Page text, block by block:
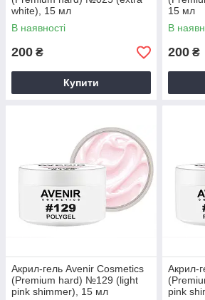
white), 15 мл
В наявності
200 ₴
Купити
15 мл
В
200 ₴
Акрил-гель Avenir Cosmetics
(Premium hard) №129 (light
pink shimmer), 15 мл
Акрил-
pink